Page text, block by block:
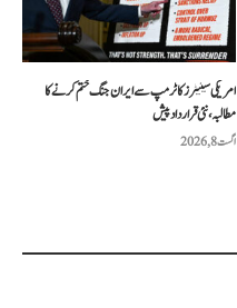
امریکی سینیٹرز کا ٹرمپ سے ایران جنگ ختم کرنے کا
مطالبہ، نئی قرارداد پیش
اگست 8, 2026